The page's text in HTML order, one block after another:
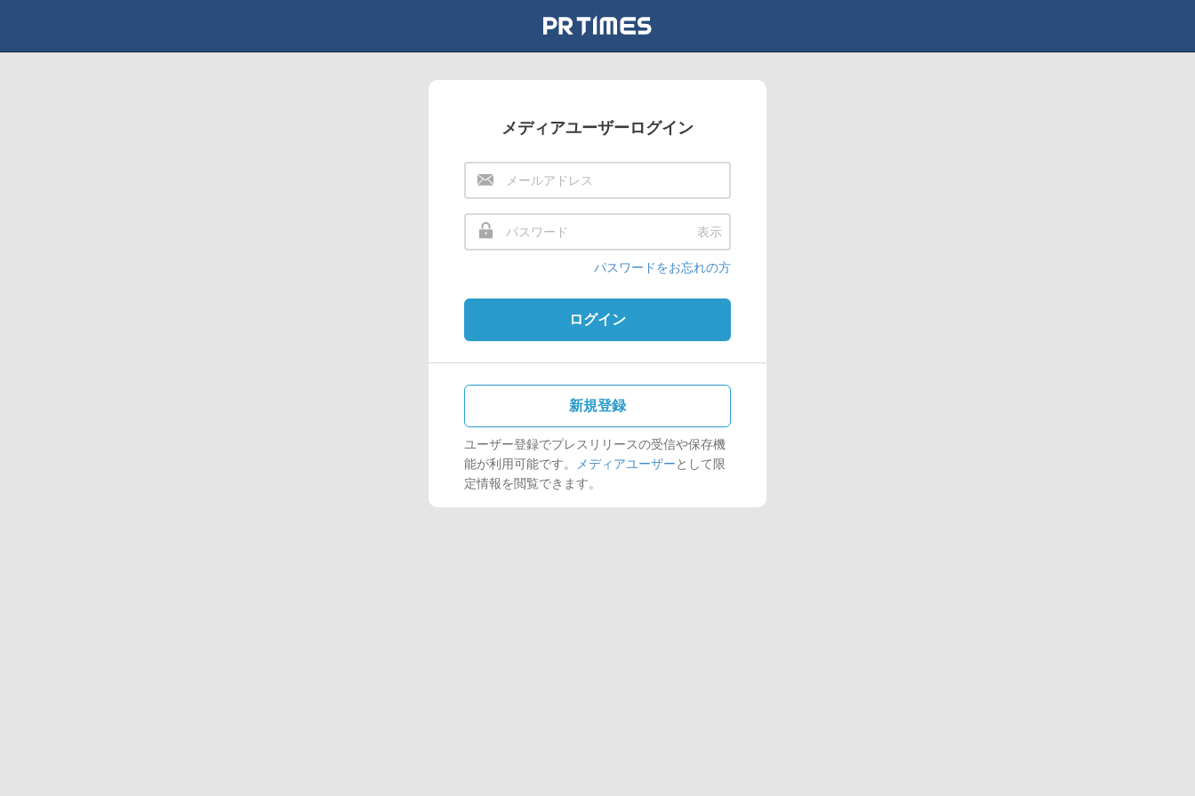
メディアユーザーログイン
表示
パスワードをお忘れの方
ログイン
新規登録
ユーザー登録でプレスリリースの受信や保存機
能が利用可能です。
メディアユーザーとして限
定情報を閲覧できます。